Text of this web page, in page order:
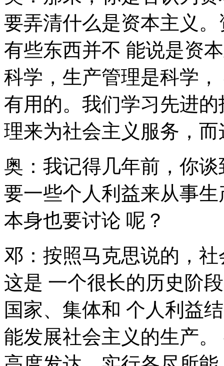
要弄清什么是资本主义
有些东西并不 能说是资
科学，生产管理是科学
有用的。我们学习先进
理来为社会主义服务，
奥：我记得几年前，你
要一些个人利益来从事
本身也要讨论 呢？
邓：按照马克思说的，
这是 一个很长的历史阶
国家、集体和 个人利益
能发展社会主义的生产